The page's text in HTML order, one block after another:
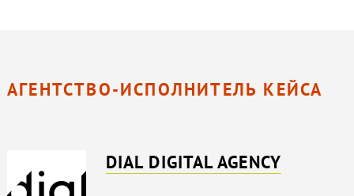
АГЕНТСТВО-ИСПОЛНИТЕЛЬ КЕЙСА
DIAL DIGITAL AGENCY